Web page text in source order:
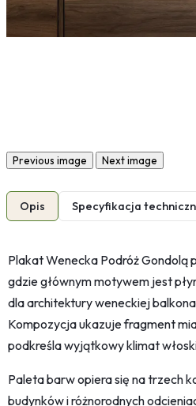
Previous image Next image
Opis Specyfikacja
Plakat Wenecka Podróż Gondolą
gdzie głównym motywem jest
dla architektury weneckiej
Kompozycja ukazuje fragment
podkreśla wyjątkowy klimat
Paleta barw opiera się na trzech
budynków i różnorodnych